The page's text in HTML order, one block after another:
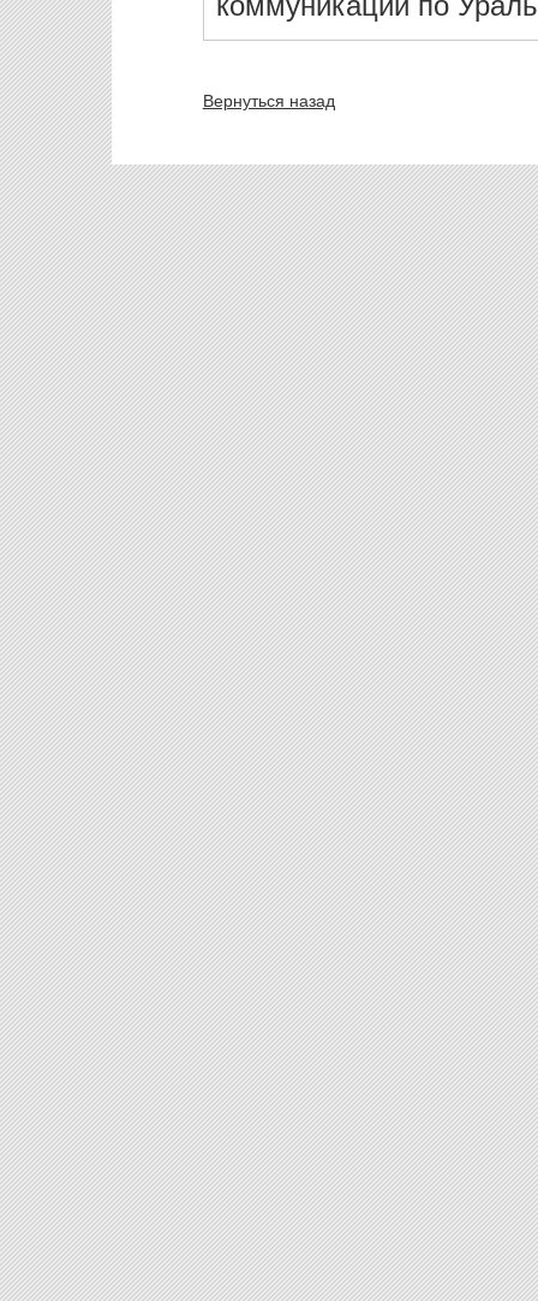
коммуникаций по
Вернуться назад